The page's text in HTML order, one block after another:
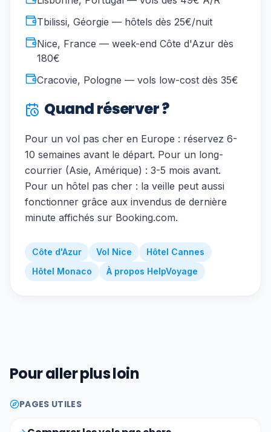
Tbilissi, Géorgie — hôtels dès 25€/nuit
Nice, France — week-end Côte d'Azur dès
180€
Cracovie, Pologne — vols low-cost dès 35€
Quand réserver ?
Pour un vol pas cher en Europe : réservez 6-
10 semaines avant le départ. Pour un long-
courrier (Asie, Amérique) : 3-5 mois avant.
Pour un hôtel pas cher : la veille peut aussi
fonctionner grâce aux invendus de dernière
minute affichés sur Booking.com.
Côte d'Azur Vol Nice
Hôtel Cannes
Hôtel Monaco
À propos HelpVoyage
Pour aller plus loin
PAGES UTILES